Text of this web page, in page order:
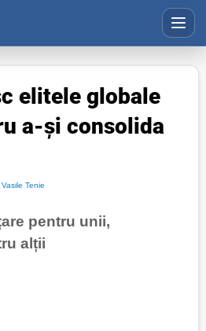
elitele globale
a-și consolida
Vasile Tenie
pentru unii,
alții